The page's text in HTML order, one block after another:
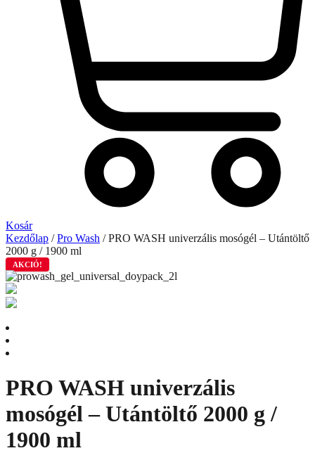
Kosár
Kezdőlap /Pro Wash / PRO WASH univerzális mosógél – Utántöltő
2000 g / 1900 ml
AKCIÓ!
PRO WASH univerzális
mosógél – Utántöltő 2000 g /
1900 ml